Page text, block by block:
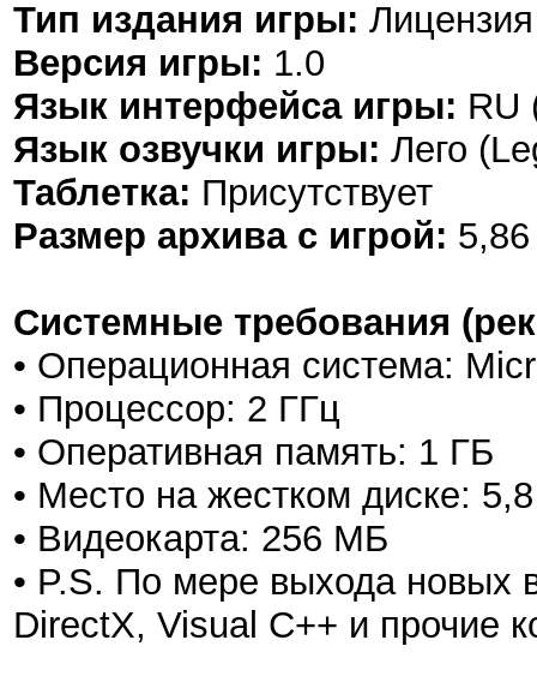
Тип издания игры:
Версия игры: 1.0
Язык интерфейса игры: RU
Язык озвучки игры: Лего
Таблетка: Присутствует
Размер архива с игрой:
Системные требования
• Операционная система:
• Процессор: 2 ГГц
• Оперативная память: 1 ГБ
• Место на жестком диске:
• Видеокарта: 256 МБ
• P.S. По мере выхода новых
DirectX, Visual C++ и прочие